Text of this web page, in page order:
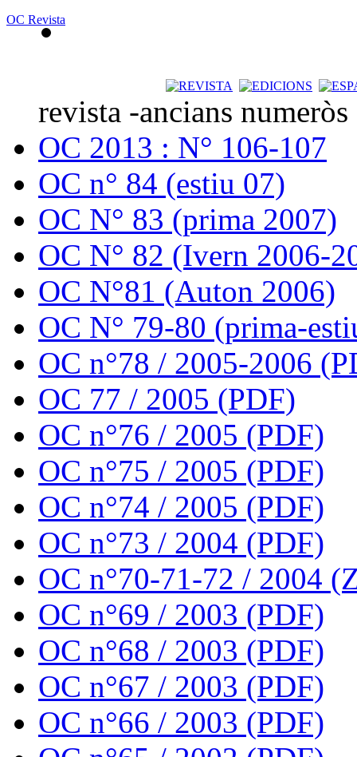
OC Revista
revista -ancians
OC 2013 : N° 106-107
OC n° 84 (estiu 07)
OC N° 83 (prima 2007)
OC N° 82 (Ivern 2006-
OC N°81 (Auton 2006)
OC N° 79-80 (prima-
OC n°78 / 2005-2006
OC 77 / 2005 (PDF)
OC n°76 / 2005 (PDF)
OC n°75 / 2005 (PDF)
OC n°74 / 2005 (PDF)
OC n°73 / 2004 (PDF)
OC n°70-71-72 / 2004
OC n°69 / 2003 (PDF)
OC n°68 / 2003 (PDF)
OC n°67 / 2003 (PDF)
OC n°66 / 2003 (PDF)